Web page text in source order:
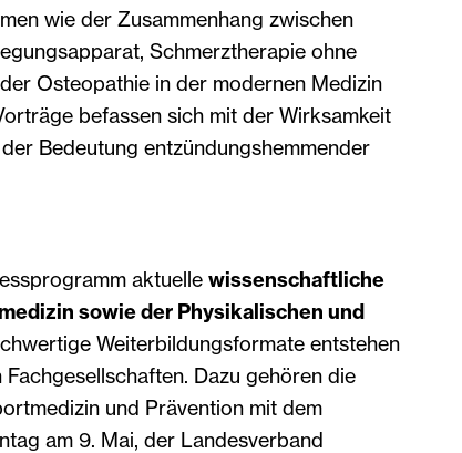
wie der Zusammenhang zwischen
Schmerztherapie ohne
Osteopathie in der modernen Medizin
befassen sich mit der Wirksamkeit
Bedeutung entzündungshemmender
aktuelle wissenschaftliche
sowie der Physikalischen und
Weiterbildungsformate entstehen
Dazu gehören die
und Prävention mit dem
am 9. Mai, der Landesverband